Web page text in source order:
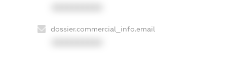
dossier.commercial_info.email